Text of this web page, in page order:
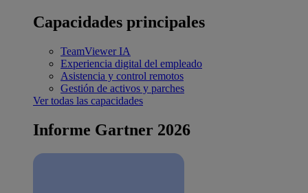
Capacidades principales
TeamViewer IA
Experiencia digital del empleado
Asistencia y control remotos
Gestión de activos y parches
Ver todas las capacidades
Informe Gartner 2026